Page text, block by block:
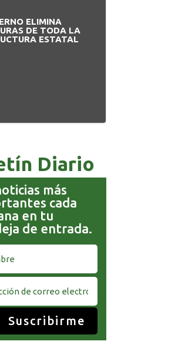
ELIMINA
DE TODA LA
ESTATAL
Diario
más
cada
en tu
de entrada.
Suscribirme